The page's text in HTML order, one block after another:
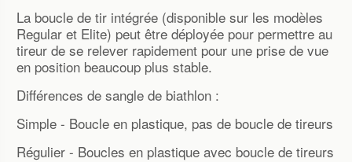
La boucle de tir intégrée (disponible sur les modèles
Regular et Elite) peut être déployée pour permettre au
tireur de se relever rapidement pour une prise de vue
en position beaucoup plus stable.
Différences de sangle de biathlon :
Simple - Boucle en plastique, pas de boucle de tireurs
Régulier - Boucles en plastique avec boucle de tireurs